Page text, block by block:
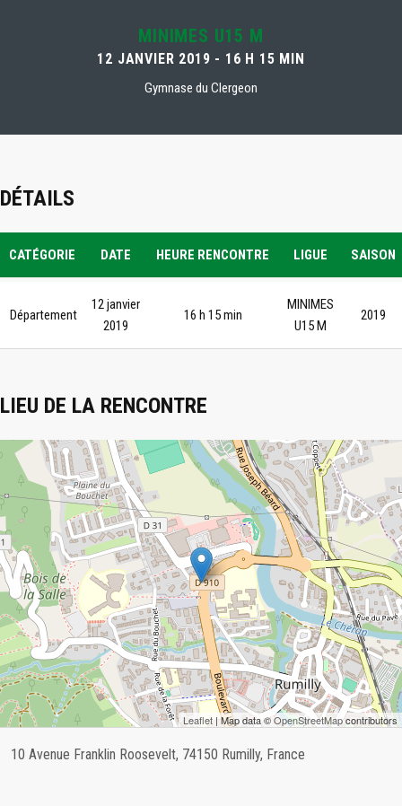
MINIMES U15 M
12 JANVIER 2019 - 16 H 15 MIN
Gymnase du Clergeon
DÉTAILS
CATÉGORIE DATE HEURE RENCONTRE LIGUE SAISON
Département
12 janvier
2019
16 h 15 min
MINIMES
U15 M
2019
LIEU DE LA RENCONTRE
Leaflet | Map data ©OpenStreetMapcontributors
10 Avenue Franklin Roosevelt, 74150 Rumilly, France